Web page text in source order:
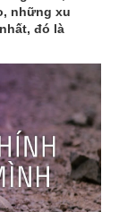
những xu
đó là